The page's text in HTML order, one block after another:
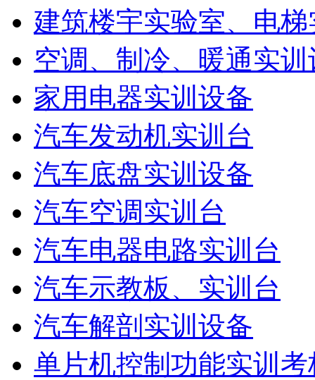
建筑楼宇实验室、电
空调、制冷、暖通实
家用电器实训设备
汽车发动机实训台
汽车底盘实训设备
汽车空调实训台
汽车电器电路实训台
汽车示教板、实训台
汽车解剖实训设备
单片机控制功能实训